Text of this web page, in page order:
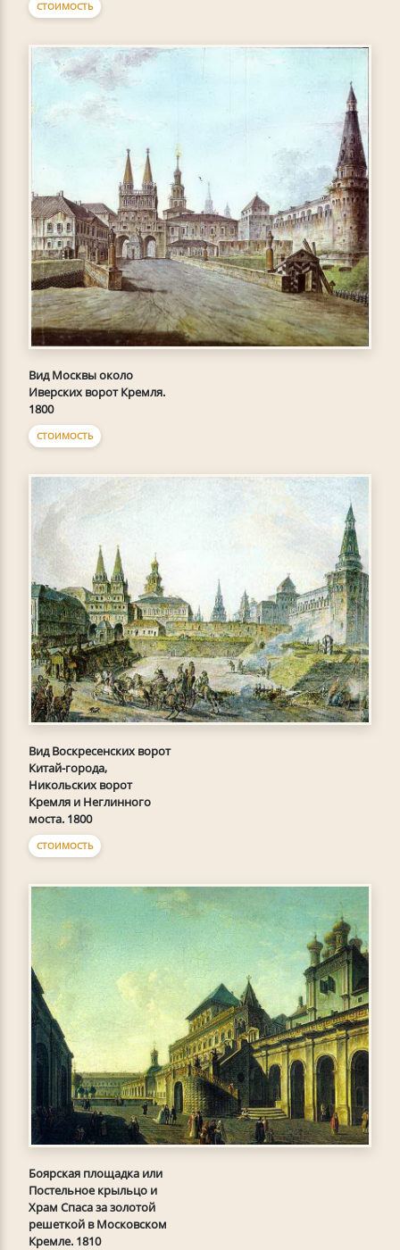
СТОИМОСТЬ
Вид Москвы около
Иверских ворот Кремля.
1800
СТОИМОСТЬ
Вид Воскресенских ворот
Китай-города,
Никольских ворот
Кремля и Неглинного
моста. 1800
СТОИМОСТЬ
Боярская площадка или
Постельное крыльцо и
Храм Спаса за золотой
решеткой в Московском
Кремле. 1810